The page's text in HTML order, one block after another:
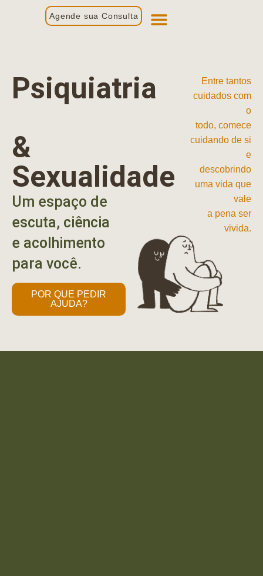
Agende sua Consulta
Psiquiatria
&
Sexualidade
Um espaço de
escuta, ciência
e acolhimento
para você.
POR QUE PEDIR
AJUDA?
Entre tantos
cuidados com
o
todo, comece
cuidando de si
e
descobrindo
uma vida que
vale
a pena ser
vivida.